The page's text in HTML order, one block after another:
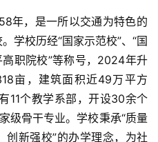
学校历经“国家示范校”、“国
高职院校”等称号，2024年升
亩，建筑面积近49万平方
11个教学系部，开设30余个
级骨干专业。学校秉承“质量
创新强校”的办学理念，为社